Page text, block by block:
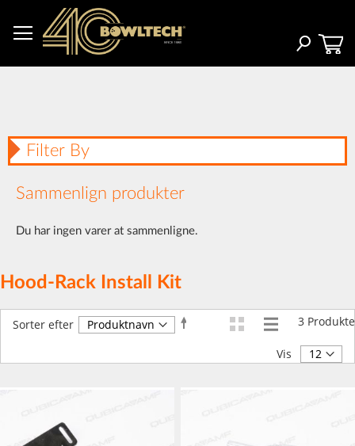
Content
Search
Hood-Rack Install Kit
3 Produkte
Sorter efter
Faldende
Vis
Filter By
Sammenlign produkter
Du har ingen varer at sammenligne.